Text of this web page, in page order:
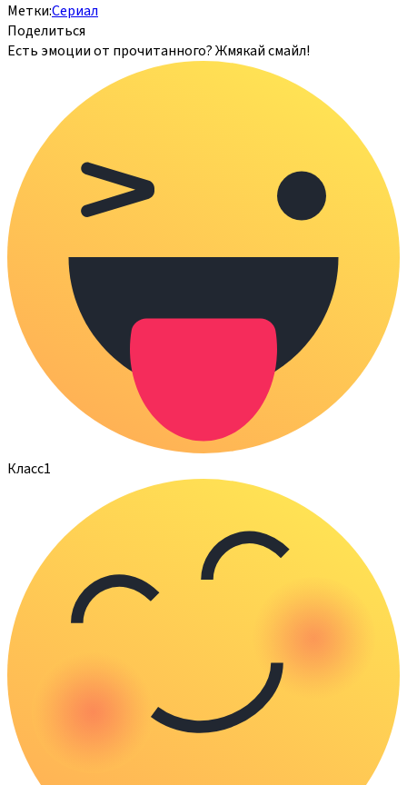
Метки:Сериал
Поделиться
Есть эмоции от прочитанного? Жмякай смайл!
Класс1